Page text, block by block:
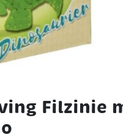
Filzinie